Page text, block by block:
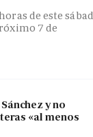
de este
7 de
y no
«al menos